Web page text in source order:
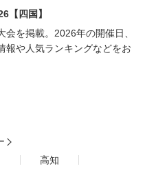
【四国】
会を掲載。2026年の開催日、
報や人気ランキングなどをお
高知